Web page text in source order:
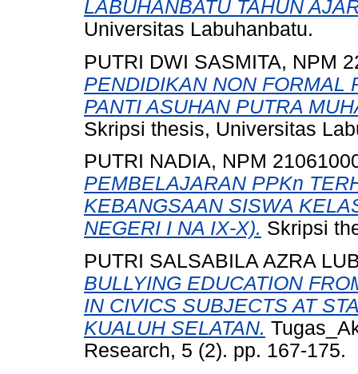
LABUHANBATU TAHUN
Universitas Labuhanbatu.
PUTRI DWI SASMITA, NPM
PENDIDIKAN NON FORMAL
PANTI ASUHAN PUTRA
Skripsi thesis, Universitas
PUTRI NADIA, NPM
PEMBELAJARAN PPKn
KEBANGSAAN SISWA
NEGERI I NA IX-X). Skripsi
PUTRI SALSABILA AZRA
BULLYING EDUCATION
IN CIVICS SUBJECTS AT
KUALUH SELATAN.
Research, 5 (2). pp. 167-175.